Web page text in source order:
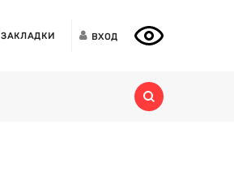
ЗАКЛАДКИ ВХОД